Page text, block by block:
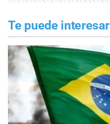
Te puede interesar